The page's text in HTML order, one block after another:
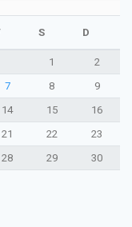
S D
1
2
7 8
9
14 15
16
21 22
23
28 29
30